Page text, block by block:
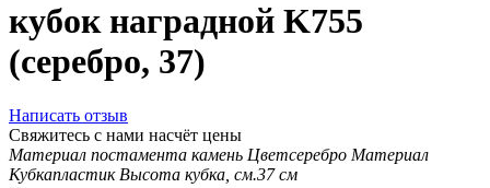
кубок наградной K755
(серебро, 37)
Написать отзыв
Свяжитесь с нами насчёт цены
Материал постамента камень Цветсеребро Материал
Кубкапластик Высота кубка, см.37 см